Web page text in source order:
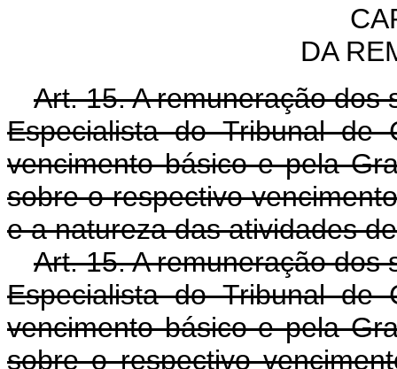
DA
Art. 15. A remuneração dos
Especialista do Tribunal de
vencimento básico e pela
sobre o respectivo
e a natureza das atividades
Art. 15. A remuneração dos
Especialista do Tribunal de
vencimento básico e pela
sobre o respectivo